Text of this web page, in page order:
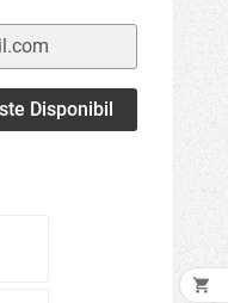
Disponibil
